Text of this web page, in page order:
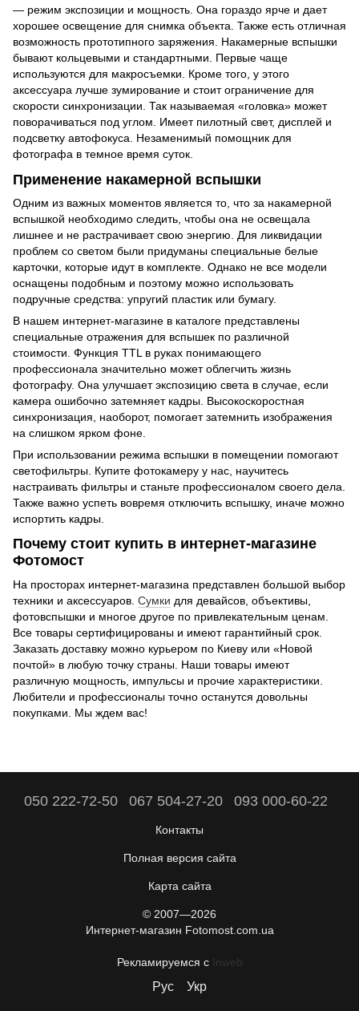
— режим экспозиции и мощность. Она гораздо ярче и дает
хорошее освещение для снимка объекта. Также есть отличная
возможность прототипного заряжения. Накамерные вспышки
бывают кольцевыми и стандартными. Первые чаще
используются для макросъемки. Кроме того, у этого
аксессуара лучше зумирование и стоит ограничение для
скорости синхронизации. Так называемая «головка» может
поворачиваться под углом. Имеет пилотный свет, дисплей и
подсветку автофокуса. Незаменимый помощник для
фотографа в темное время суток.
Применение накамерной вспышки
Одним из важных моментов является то, что за накамерной
вспышкой необходимо следить, чтобы она не освещала
лишнее и не растрачивает свою энергию. Для ликвидации
проблем со светом были придуманы специальные белые
карточки, которые идут в комплекте. Однако не все модели
оснащены подобным и поэтому можно использовать
подручные средства: упругий пластик или бумагу.
В нашем интернет-магазине в каталоге представлены
специальные отражения для вспышек по различной
стоимости. Функция TTL в руках понимающего
профессионала значительно может облегчить жизнь
фотографу. Она улучшает экспозицию света в случае, если
камера ошибочно затемняет кадры. Высокоскоростная
синхронизация, наоборот, помогает затемнить изображения
на слишком ярком фоне.
При использовании режима вспышки в помещении помогают
светофильтры. Купите фотокамеру у нас, научитесь
настраивать фильтры и станьте профессионалом своего дела.
Также важно успеть вовремя отключить вспышку, иначе можно
испортить кадры.
Почему стоит купить в интернет-магазине
Фотомост
На просторах интернет-магазина представлен большой выбор
техники и аксессуаров. Сумки для девайсов, объективы,
фотовспышки и многое другое по привлекательным ценам.
Все товары сертифицированы и имеют гарантийный срок.
Заказать доставку можно курьером по Киеву или «Новой
почтой» в любую точку страны. Наши товары имеют
различную мощность, импульсы и прочие характеристики.
Любители и профессионалы точно останутся довольны
покупками. Мы ждем вас!
050 222-72-50 067 504-27-20 093 000-60-22
Контакты
Полная версия сайта
Карта сайта
© 2007—2026
Интернет-магазин Fotomost.com.ua
Рекламируемся с Inweb
Рус Укр